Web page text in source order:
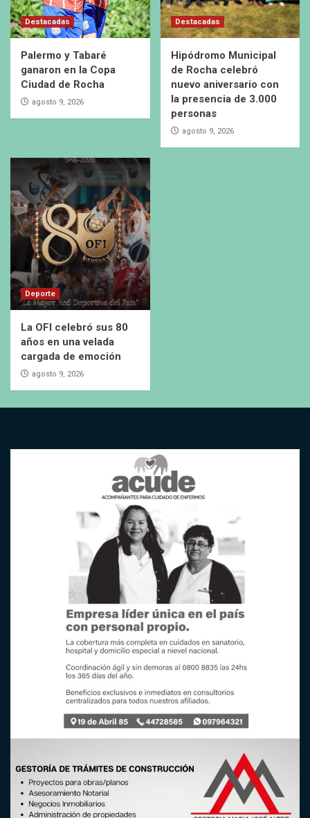
Destacadas
Palermo y Tabaré
ganaron en la Copa
Ciudad de Rocha
agosto 9, 2026
Destacadas
Hipódromo Municipal
de Rocha celebró
nuevo aniversario con
la presencia de 3.000
personas
agosto 9, 2026
Deporte
La OFI celebró sus 80
años en una velada
cargada de emoción
agosto 9, 2026